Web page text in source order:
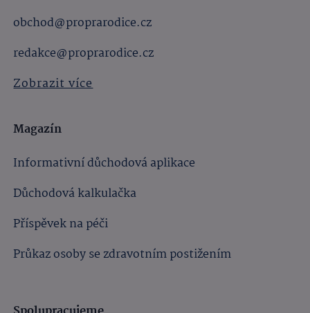
obchod@proprarodice.cz
redakce@proprarodice.cz
Zobrazit více
Magazín
Informativní důchodová aplikace
Důchodová kalkulačka
Příspěvek na péči
Průkaz osoby se zdravotním postižením